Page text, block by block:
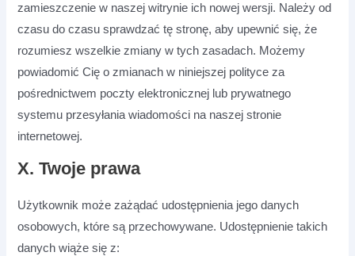
zamieszczenie w naszej witrynie ich nowej wersji. Należy od
czasu do czasu sprawdzać tę stronę, aby upewnić się, że
rozumiesz wszelkie zmiany w tych zasadach. Możemy
powiadomić Cię o zmianach w niniejszej polityce za
pośrednictwem poczty elektronicznej lub prywatnego
systemu przesyłania wiadomości na naszej stronie
internetowej.
X. Twoje prawa
Użytkownik może zażądać udostępnienia jego danych
osobowych, które są przechowywane. Udostępnienie takich
danych wiąże się z: